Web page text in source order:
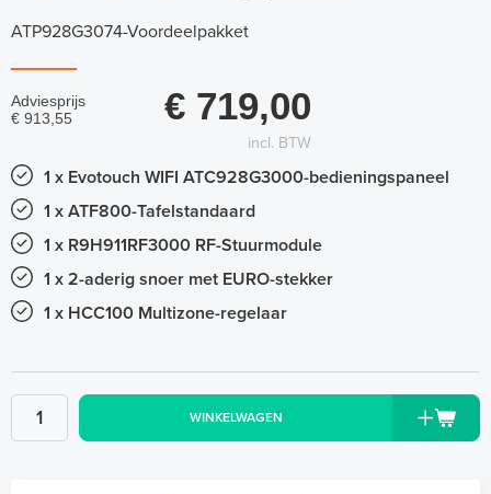
ATP928G3074-Voordeelpakket
Adviesprijs
€ 913,55
€ 719,00
incl. BTW
1 x Evotouch WIFI ATC928G3000-bedieningspaneel
1 x ATF800-Tafelstandaard
1 x R9H911RF3000 RF-Stuurmodule
1 x 2-aderig snoer met EURO-stekker
1 x HCC100 Multizone-regelaar
WINKELWAGEN